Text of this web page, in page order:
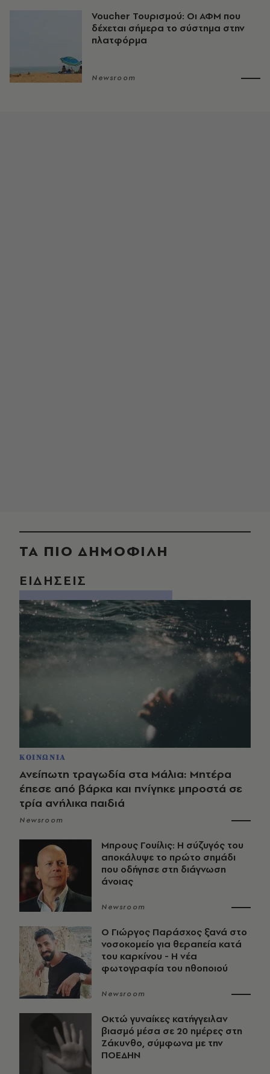
Voucher Τουρισμού: Οι ΑΦΜ που
δέχεται σήμερα το σύστημα στην
πλατφόρμα
Newsroom
ΤΑ ΠΙΟ ΔΗΜΟΦΙΛΗ
ΕΙΔΗΣΕΙΣ
ΚΟΙΝΩΝΙΑ
Ανείπωτη τραγωδία στα Μάλια: Μητέρα
έπεσε από βάρκα και πνίγηκε μπροστά σε
τρία ανήλικα παιδιά
Newsroom
Μπρους Γουίλις: Η σύζυγός του
αποκάλυψε το πρώτο σημάδι
που οδήγησε στη διάγνωση
άνοιας
Newsroom
O Γιώργος Παράσχος ξανά στο
νοσοκομείο για θεραπεία κατά
του καρκίνου - Η νέα
φωτογραφία του ηθοποιού
Newsroom
Οκτώ γυναίκες κατήγγειλαν
βιασμό μέσα σε 20 ημέρες στη
Ζάκυνθο, σύμφωνα με την
ΠΟΕΔΗΝ